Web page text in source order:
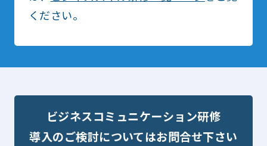
ください。
ビジネスコミュニケーション研修
導入のご検討についてはお問合せ下さい